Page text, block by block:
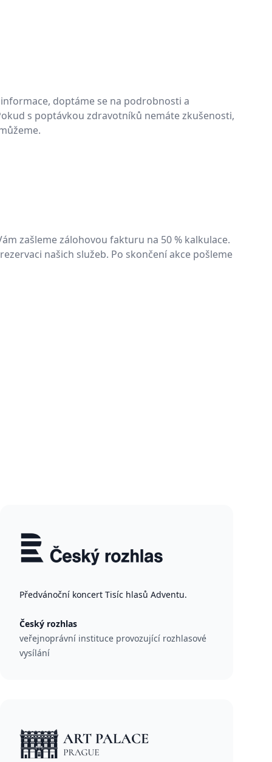
doptáme se na podrobnosti a
s poptávkou zdravotníků nemáte zkušenosti,
zašleme zálohovou fakturu na 50 % kalkulace.
našich služeb. Po skončení akce pošleme
Předvánoční koncert Tisíc hlasů Adventu.
Český rozhlas
veřejnoprávní instituce provozující rozhlasové
vysílání